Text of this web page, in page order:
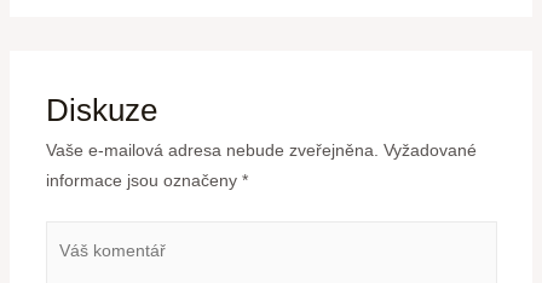
Diskuze
Vaše e-mailová adresa nebude zveřejněna. Vyžadované
informace jsou označeny *